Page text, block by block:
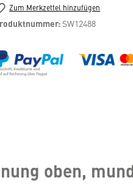
Zum Merkzettel hinzufügen
SW12488
oben,